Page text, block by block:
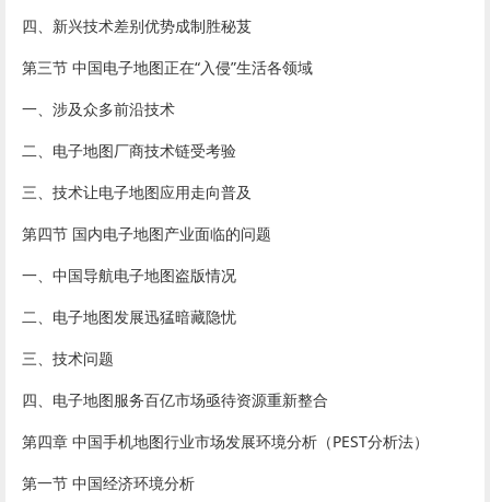
四、新兴技术差别优势成制胜秘芨
第三节 中国电子地图正在“入侵”生活各领域
一、涉及众多前沿技术
二、电子地图厂商技术链受考验
三、技术让电子地图应用走向普及
第四节 国内电子地图产业面临的问题
一、中国导航电子地图盗版情况
二、电子地图发展迅猛暗藏隐忧
三、技术问题
四、电子地图服务百亿市场亟待资源重新整合
第四章 中国手机地图行业市场发展环境分析（PEST分析法）
第一节 中国经济环境分析